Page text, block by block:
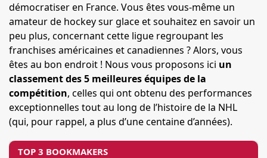
démocratiser en France. Vous êtes vous-même un
amateur de hockey sur glace et souhaitez en savoir un
peu plus, concernant cette ligue regroupant les
franchises américaines et canadiennes ? Alors, vous
êtes au bon endroit ! Nous vous proposons ici un
classement des 5 meilleures équipes de la
compétition, celles qui ont obtenu des performances
exceptionnelles tout au long de l’histoire de la NHL
(qui, pour rappel, a plus d’une centaine d’années).
TOP 3 BOOKMAKERS